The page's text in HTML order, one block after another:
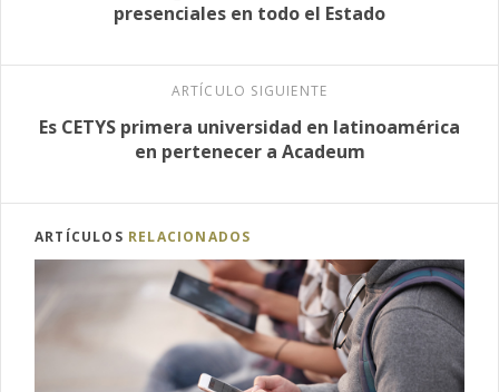
presenciales en todo el Estado
ARTÍCULO SIGUIENTE
Es CETYS primera universidad en latinoamérica
en pertenecer a Acadeum
ARTÍCULOS RELACIONADOS